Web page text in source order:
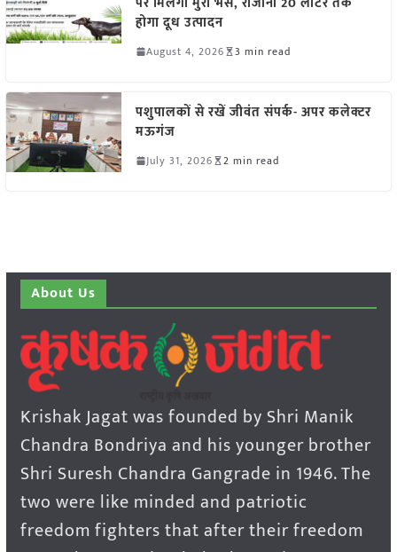
होगा दूध उत्पादन
August 4, 2026 3 min read
पशुपालकों से रखें जीवंत संपर्क- अपर कलेक्टर
मऊगंज
July 31, 2026 2 min read
About Us
Krishak Jagat was founded by Shri Manik
Chandra Bondriya and his younger brother
Shri Suresh Chandra Gangrade in 1946. The
two were like minded and patriotic
freedom fighters that after their freedom